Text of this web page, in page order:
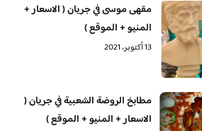
مقهى موسى في جريان ( الاسعار +
المنيو + الموقع )
13 أكتوبر، 2021
مطابخ الروضة الشعبية في جريان (
الاسعار + المنيو + الموقع )